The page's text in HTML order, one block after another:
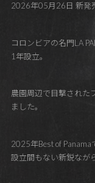
2026年05月26日 新発
コロンビアの名門LA
1年設立。
農園周辺で目撃された
ました。
2025年Best of Panama
設立間もない新鋭なが